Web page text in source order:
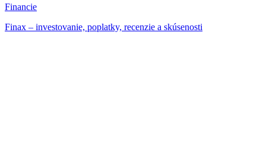
Financie
Finax – investovanie, poplatky, recenzie a skúsenosti